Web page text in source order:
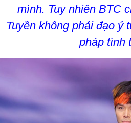
mình. Tuy nhiên BTC
Tuyền không phải đạo ý
pháp tình